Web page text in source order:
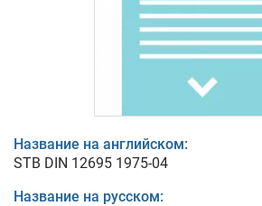
Название на английском:
STB DIN 12695 1975-04
Название на русском: